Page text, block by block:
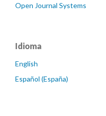
Open Journal Systems
Idioma
English
Español (España)